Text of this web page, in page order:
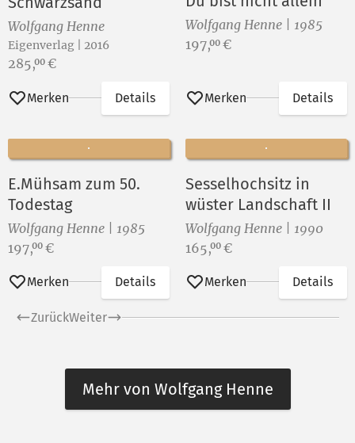
Wolfgang Henne
Eigenverlag | 2016
Preis:
285,00 €
Merken Details
Wolfgang Henne | 1985
Preis:
197,00 €
Merken Details
E.Mühsam zum 50.
Todestag
Wolfgang Henne | 1985
Preis:
197,00 €
Merken Details
Sesselhochsitz in
wüster Landschaft II
Wolfgang Henne | 1990
Preis:
165,00 €
Merken Details
ZurückWeiter
Mehr von Wolfgang Henne